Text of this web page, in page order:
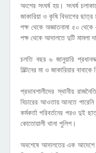
অংশের সংঘর্ষ হয়। সংঘর্ষ
জাকারিয়া ও কৃষি বিভাগের
পক্ষ থেকে অজ্ঞাতনামা ৫০
পক্ষ থেকে আদালতে দুটি মামলা
চলতি বছর ৬ জানুয়ারি
মিল্টনের মা ও জাকারিয়ার
প্রভাবশালীদের স্থানীয়
বিচারের আওতায় আনতে
কর্মকর্তা পরিবর্তনের পরও দুই
কোতোয়ালী থানা পুলিশ।
অবশেষে আদালতের এক আদেশে